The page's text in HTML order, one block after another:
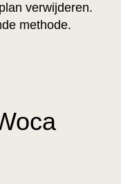
verwijderen.
methode.